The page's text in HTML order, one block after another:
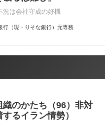
況は会社守成の好機
行（現・りそな銀行）元専務
織のかたち（96）非対
るイラン情勢）